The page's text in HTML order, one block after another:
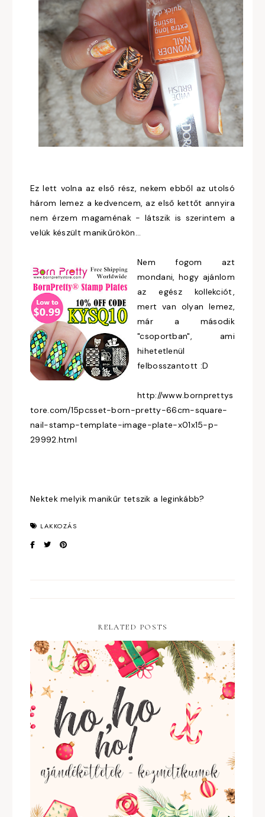
Ez lett volna az első rész, nekem ebből az utolsó
három lemez a kedvencem, az első kettőt annyira
nem érzem magaménak - látszik is szerintem a
velük készült manikűrökön...
Nem fogom azt
mondani, hogy ajánlom
az egész kollekciót,
mert van olyan lemez,
már a második
"csoportban", ami
hihetetlenül
felbosszantott :D
http://www.bornprettys
tore.com/15pcsset-born-pretty-66cm-square-
nail-stamp-template-image-plate-x01x15-p-
29992.html
Nektek melyik manikűr tetszik a leginkább?
LAKKOZÁS
RELATED POSTS